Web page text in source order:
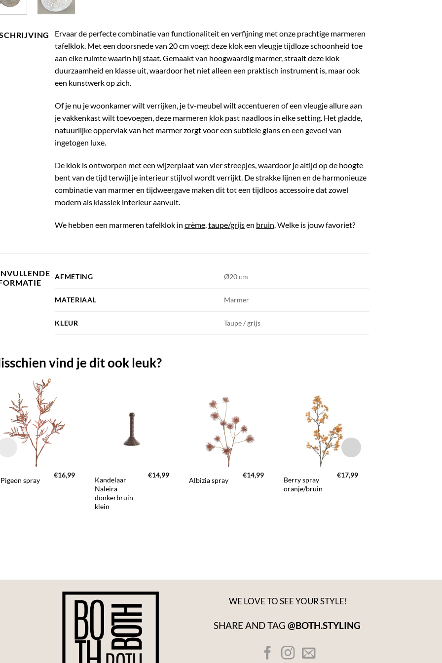
Ervaar de perfecte combinatie van functionaliteit en verfijning met onze prachtige marmeren
tafelklok. Met een doorsnede van 20 cm voegt deze klok een vleugje tijdloze schoonheid toe
aan elke ruimte waarin hij staat. Gemaakt van hoogwaardig marmer, straalt deze klok
duurzaamheid en klasse uit, waardoor het niet alleen een praktisch instrument is, maar ook
een kunstwerk op zich.
Of je nu je woonkamer wilt verrijken, je tv-meubel wilt accentueren of een vleugje allure aan
je vakkenkast wilt toevoegen, deze marmeren klok past naadloos in elke setting. Het gladde,
natuurlijke oppervlak van het marmer zorgt voor een subtiele glans en een gevoel van
ingetogen luxe.
De klok is ontworpen met een wijzerplaat van vier streepjes, waardoor je altijd op de hoogte
bent van de tijd terwijl je interieur stijlvol wordt verrijkt. De strakke lijnen en de harmonieuze
combinatie van marmer en tijdweergave maken dit tot een tijdloos accessoire dat zowel
modern als klassiek interieur aanvult.
We hebben een marmeren tafelklok incrème ,taupe/grijsen bruin . Welke is jouw favoriet?
AFMETING Ø20 cm
MATERIAAL Marmer
KLEUR Taupe / grijs
vind je dit ook leuk?
TOEVOEGEN
AAN JOUW
FAVORIETEN
Pigeon spray
€16,99
TOEVOEGEN
AAN JOUW
FAVORIETEN
Kandelaar
Naleira
donkerbruin
klein
€14,99
TOEVOEGEN
AAN JOUW
FAVORIETEN
Albizia spray
€14,99
TOEVOEGEN
AAN JOUW
FAVORIETEN
Berry spray
oranje/bruin
€17,99
WE LOVE TO SEE YOUR STYLE!
SHARE AND TAG @BOTH.STYLING